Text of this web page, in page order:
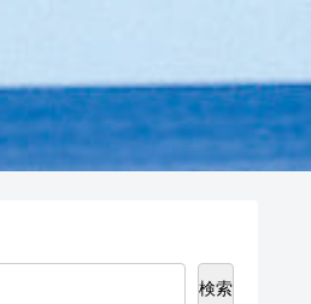
検索